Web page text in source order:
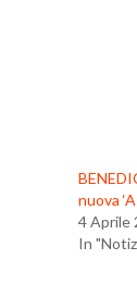
nuova
4 Aprile
In